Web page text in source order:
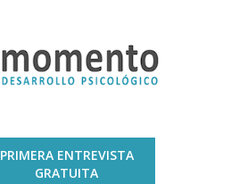
PRIMERA ENTREVISTA
GRATUITA